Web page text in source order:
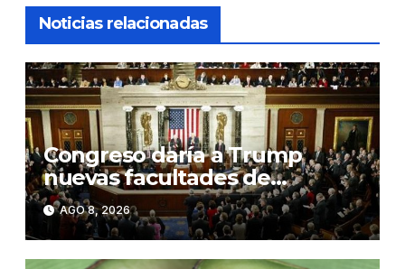
Noticias relacionadas
Congreso daría a Trump
nuevas facultades de
imponer aranceles
AGO 8, 2026